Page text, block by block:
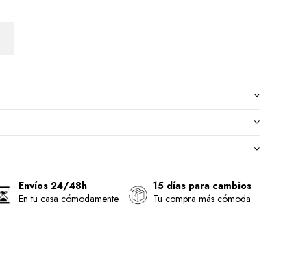
Envíos 24/48h
En tu casa cómodamente
15 días para cambios
Tu compra más cómoda